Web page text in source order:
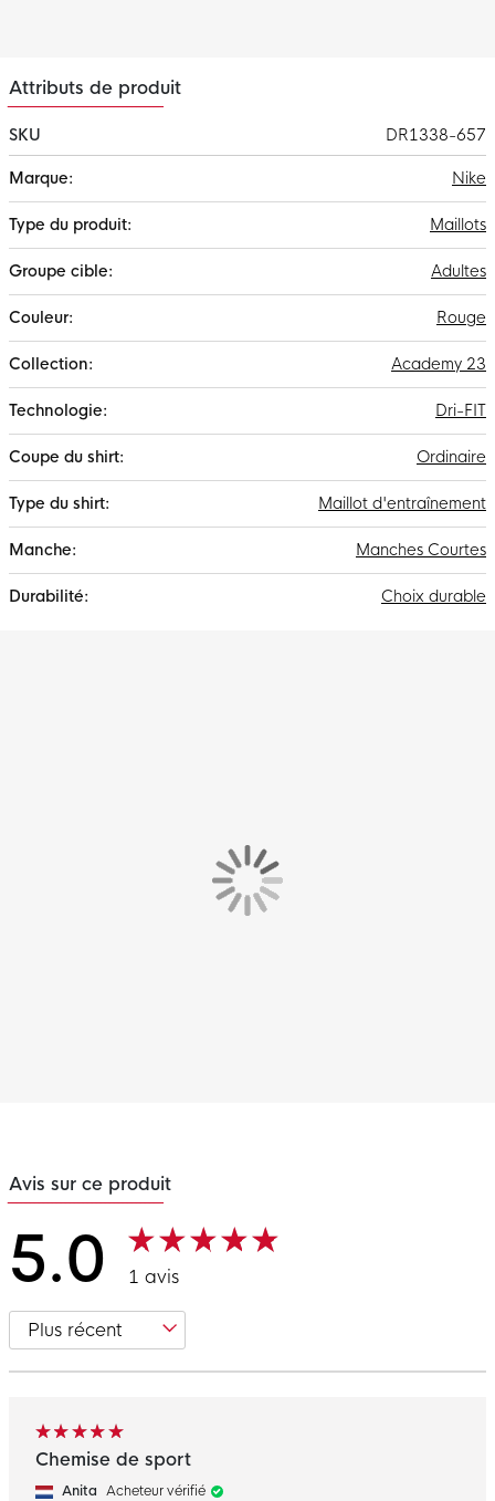
Attributs de produit
SKU
DR1338-657
d'infos
Nike
Maillots
Adultes
Rouge
Academy 23
Dri-FIT
Ordinaire
Maillot d'entraînement
Manches Courtes
Choix durable
Avis sur ce produit
5.0 1 avis
Chemise de sport
Anita Acheteur vérifié